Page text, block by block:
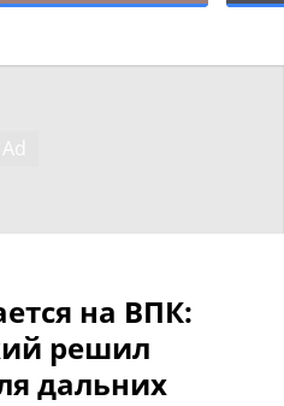
на ВПК:
решил
дальних